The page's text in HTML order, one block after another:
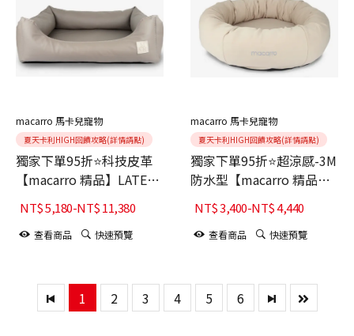
macarro 馬卡兒寵物
夏天卡利HIGH回饋攻略(詳情請點)
獨家下單95折⭐科技皮革
【macarro 精品】LATEX
乳膠床-棕灰
NT$5,180-NT$11,380
查看商品 快速預覽
macarro 馬卡兒寵物
夏天卡利HIGH回饋攻略(詳情請點)
獨家下單95折⭐超涼感-3M
防水型【macarro 精品】
LATEX乳膠床-甜甜圈圓型-
卡其
NT$3,400-NT$4,440
查看商品 快速預覽
1 2 3 4 5 6